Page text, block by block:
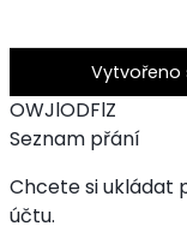
OWJlODFlZ
Seznam přání
Chcete si ukládat
účtu.